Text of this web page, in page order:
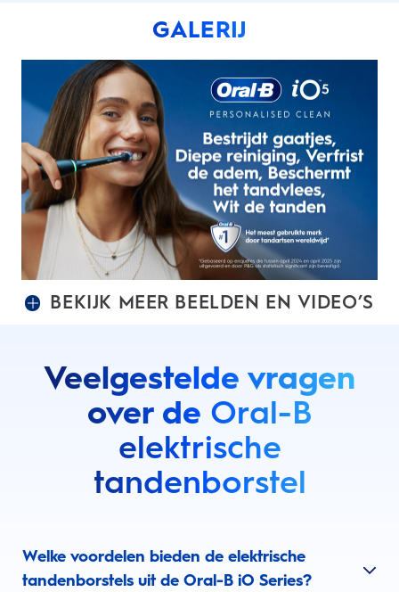
GALERIJ
BEKIJK MEER BEELDEN EN VIDEO’S
Veelgestelde vragen
over de Oral-B
elektrische
tandenborstel
Welke voordelen bieden de elektrische
tandenborstels uit de Oral-B iO Series?